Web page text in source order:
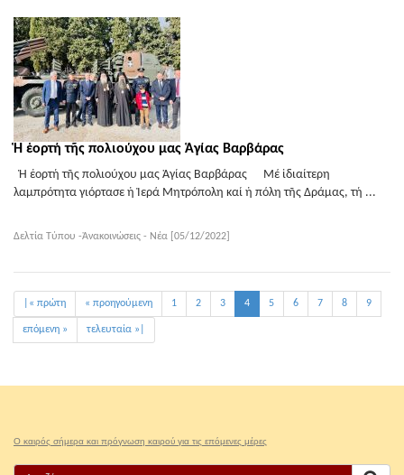
Ἡ ἑορτή τῆς πολιούχου μας Ἁγίας Βαρβάρας
Ἡ ἑορτή τῆς πολιούχου μας Ἁγίας Βαρβάρας Μέ ἰδιαίτερη
λαμπρότητα γιόρτασε ἡ Ἱερά Μητρόπολη καί ἡ πόλη τῆς Δράμας, τή ...
Δελτία Τύπου -Ἀνακοινώσεις - Νέα [05/12/2022]
|« πρώτη « προηγούμενη 1 2 3 4 5 6 7 8 9
επόμενη » τελευταία »|
Ο καιρός σήμερα και πρόγνωση καιρού για τις επόμενες μέρες